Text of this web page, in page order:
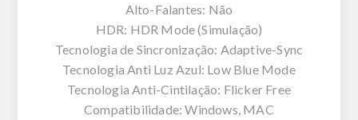
Alto-Falantes: Não
HDR: HDR Mode (Simulação)
Tecnologia de Sincronização: Adaptive-Sync
Tecnologia Anti Luz Azul: Low Blue Mode
Tecnologia Anti-Cintilação: Flicker Free
Compatibilidade: Windows, MAC